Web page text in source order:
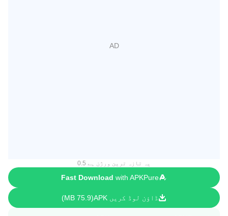
یہ تازہ ترین ورژن ہے 0.5
Fast Download with APKPure
ڈاؤن لوڈ کریں APK 75.9 MB